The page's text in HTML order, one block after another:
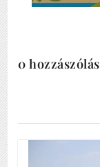
0 hozzászólás